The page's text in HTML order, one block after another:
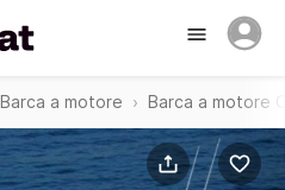
Barca a motore Barca a motore